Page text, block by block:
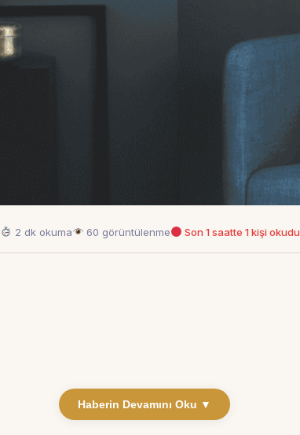
2 dk okuma 60 görüntülenme Son 1 saatte 1 kişi okudu
Haberin Devamını Oku ▼